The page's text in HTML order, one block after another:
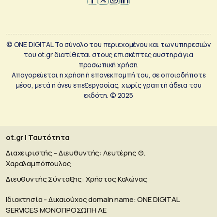
© ONE DIGITAL Το σύνολο του περιεχομένου και των υπηρεσιών
του ot.gr διατίθεται στους επισκέπτες αυστηρά για
προσωπική χρήση.
Απαγορεύεται η χρήση ή επανεκπομπή του, σε οποιοδήποτε
μέσο, μετά ή άνευ επεξεργασίας, χωρίς γραπτή άδεια του
εκδότη. © 2025
ot.gr | Ταυτότητα
Διαχειριστής - Διευθυντής: Λευτέρης Θ.
Χαραλαμπόπουλος
Διευθυντής Σύνταξης: Χρήστος Κολώνας
Ιδιοκτησία - Δικαιούχος domain name: ΟΝΕ DIGITAL
SERVICES MONOΠΡΟΣΩΠΗ ΑΕ